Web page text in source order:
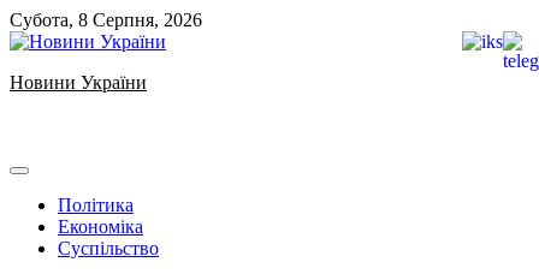
Skip
to
Субота, 8 Серпня, 2026
Новини України
Політика
Економіка
Суспільство